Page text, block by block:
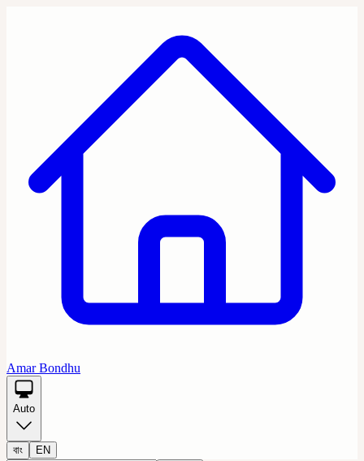
Amar Bondhu
Auto
বাং
EN